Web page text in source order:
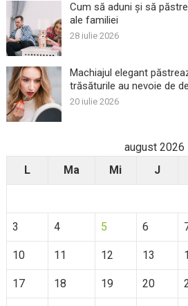
Cum să aduni și să
ale familiei
28 iulie 2026
Machiajul elegant
trăsăturile au nevoie de
20 iulie 2026
august 2026
L
Ma Mi J
3 4 5 6
10 11 12 13
17 18 19 20